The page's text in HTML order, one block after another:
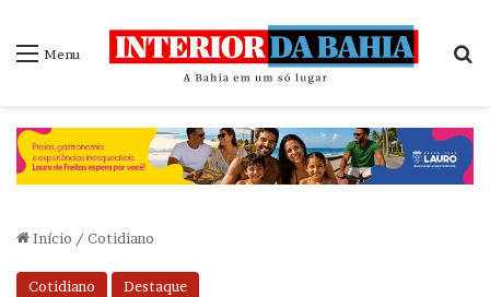
Menu
Início / Cotidiano
Cotidiano Destaque